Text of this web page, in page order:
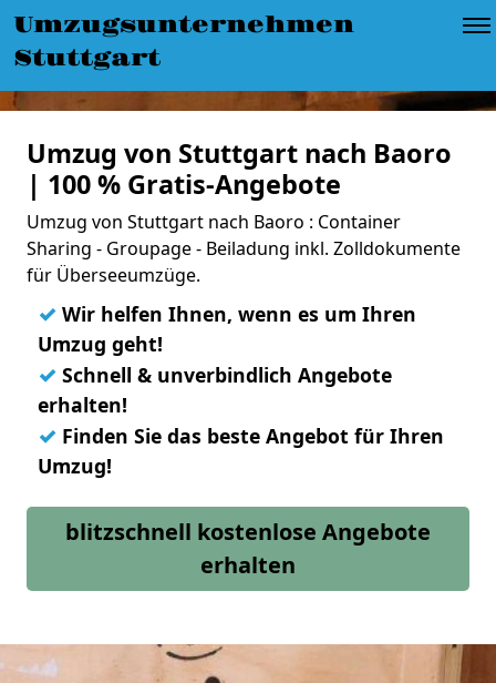
Umzugsunternehmen
Stuttgart
Umzug von Stuttgart nach Baoro
| 100 % Gratis-Angebote
Umzug von Stuttgart nach Baoro : Container
Sharing - Groupage - Beiladung inkl. Zolldokumente
für Überseeumzüge.
✓ Wir helfen Ihnen, wenn es um Ihren
Umzug geht!
✓ Schnell & unverbindlich Angebote
erhalten!
✓ Finden Sie das beste Angebot für Ihren
Umzug!
blitzschnell kostenlose Angebote
erhalten